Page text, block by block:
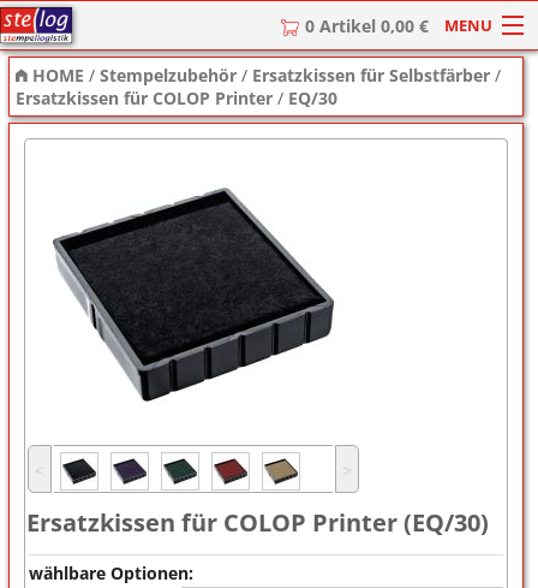
0 Artikel 0,00 € MENU
HOME
Stempel
Stempelzubehör
HOME /Stempelzubehör / Ersatzkissen für Selbstfärber /
Ersatzkissen für COLOP Printer / EQ/30
˂ ˃
Ersatzkissen für COLOP Printer (EQ/30)
wählbare Optionen: